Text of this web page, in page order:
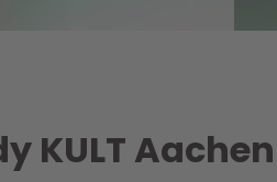
KULT Aachen